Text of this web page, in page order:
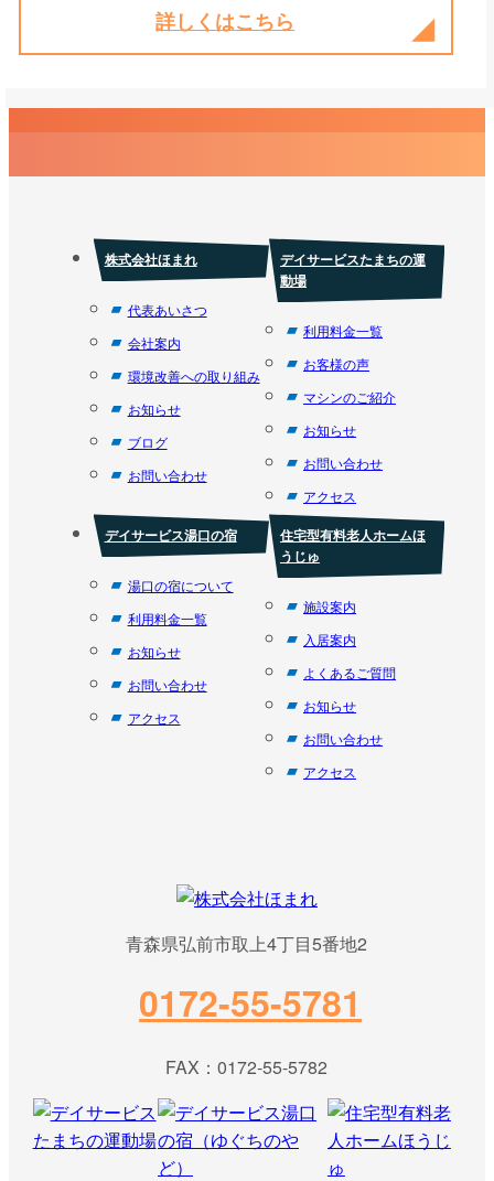
詳しくはこちら
株式会社ほまれ
代表あいさつ
会社案内
環境改善への取り組み
お知らせ
ブログ
お問い合わせ
デイサービスたまちの運
動場
利用料金一覧
お客様の声
マシンのご紹介
お知らせ
お問い合わせ
アクセス
デイサービス湯口の宿
湯口の宿について
利用料金一覧
お知らせ
お問い合わせ
アクセス
住宅型有料老人ホームほ
うじゅ
施設案内
入居案内
よくあるご質問
お知らせ
お問い合わせ
アクセス
青森県弘前市取上4丁目5番地2
0172-55-5781
FAX：0172-55-5782